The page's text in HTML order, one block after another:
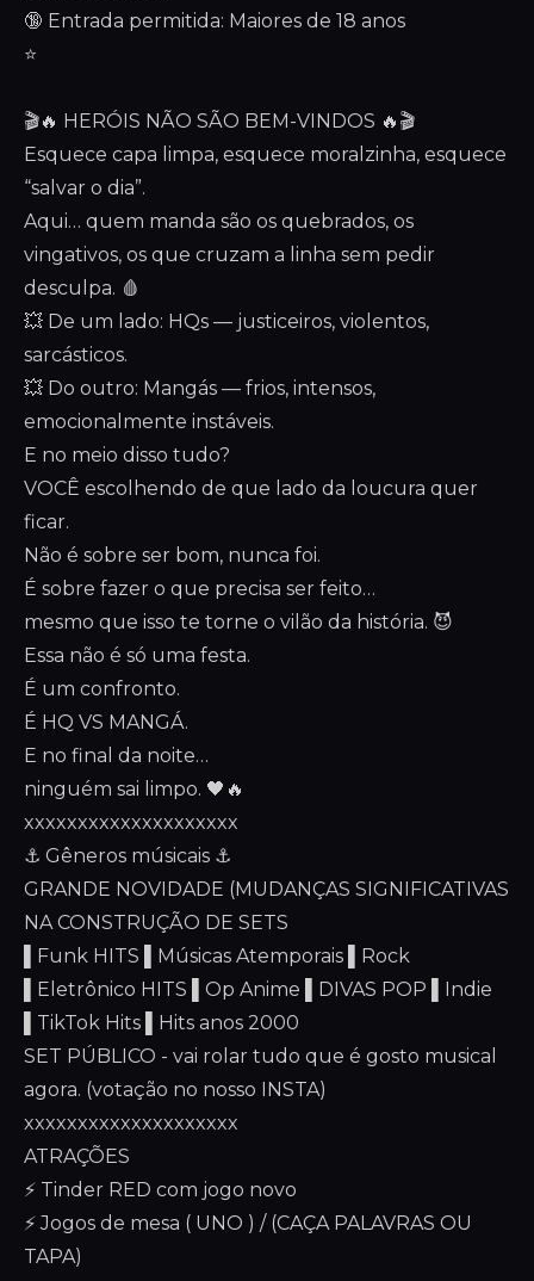
🔞 Entrada permitida: Maiores de 18 anos
⭐
🎬🔥 HERÓIS NÃO SÃO BEM-VINDOS 🔥🎬
Esquece capa limpa, esquece moralzinha, esquece
“salvar o dia”.
Aqui… quem manda são os quebrados, os
vingativos, os que cruzam a linha sem pedir
desculpa. 🩸
💥 De um lado: HQs — justiceiros, violentos,
sarcásticos.
💥 Do outro: Mangás — frios, intensos,
emocionalmente instáveis.
E no meio disso tudo?
VOCÊ escolhendo de que lado da loucura quer
ficar.
Não é sobre ser bom, nunca foi.
É sobre fazer o que precisa ser feito…
mesmo que isso te torne o vilão da história. 😈
Essa não é só uma festa.
É um confronto.
É HQ VS MANGÁ.
E no final da noite…
ninguém sai limpo. 🖤🔥
xxxxxxxxxxxxxxxxxxxx
⚓️ Gêneros músicais ⚓️
GRANDE NOVIDADE (MUDANÇAS SIGNIFICATIVAS
NA CONSTRUÇÃO DE SETS
▌Funk HITS ▌Músicas Atemporais ▌Rock
▌Eletrônico HITS ▌Op Anime ▌DIVAS POP ▌Indie
▌TikTok Hits ▌Hits anos 2000
SET PÚBLICO - vai rolar tudo que é gosto musical
agora. (votação no nosso INSTA)
xxxxxxxxxxxxxxxxxxxx
ATRAÇÕES
⚡ Tinder RED com jogo novo
⚡ Jogos de mesa ( UNO ) / (CAÇA PALAVRAS OU
TAPA)